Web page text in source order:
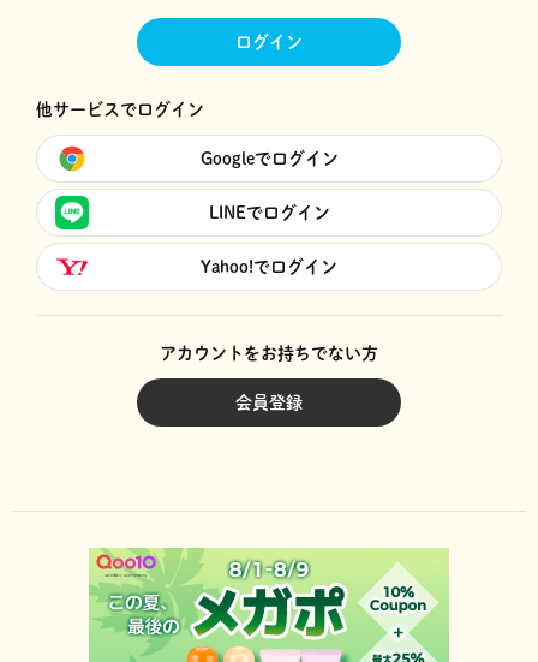
ログイン
他サービスでログイン
Googleでログイン
LINEでログイン
Yahoo!でログイン
アカウントをお持ちでない方
会員登録